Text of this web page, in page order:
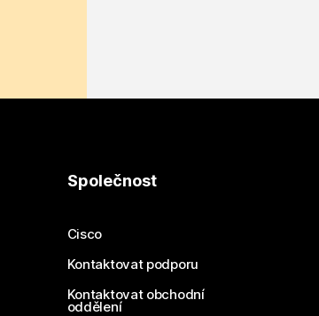
Společnost
Cisco
Kontaktovat podporu
Kontaktovat obchodní
oddělení